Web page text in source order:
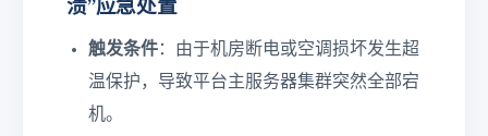
溃”应急处置
触发条件：由于机房断电或空调损坏发生超
温保护，导致平台主服务器集群突然全部宕
机。